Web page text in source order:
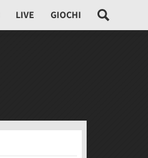
LIVE GIOCHI